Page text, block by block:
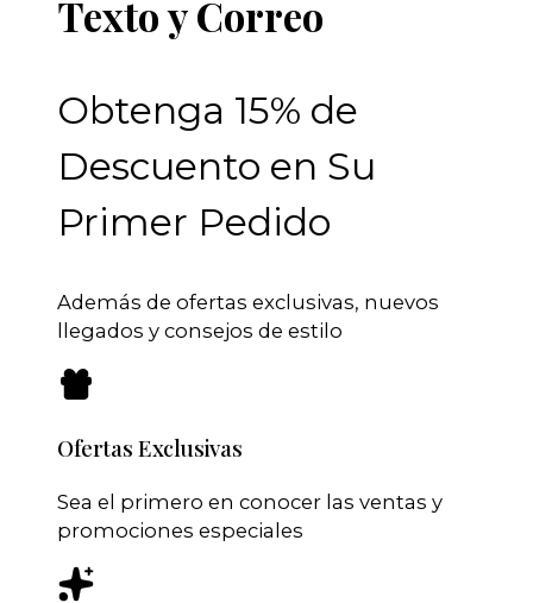
Texto y Correo
Obtenga 15% de
Descuento en Su
Primer Pedido
Además de ofertas exclusivas, nuevos
llegados y consejos de estilo
Ofertas Exclusivas
Sea el primero en conocer las ventas y
promociones especiales